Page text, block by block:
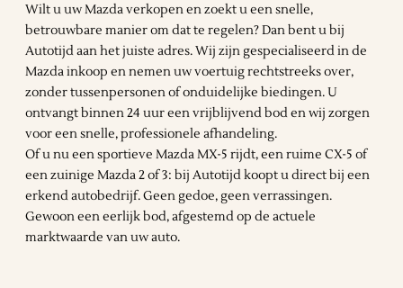
Wilt u uw Mazda verkopen en zoekt u een snelle,
betrouwbare manier om dat te regelen? Dan bent u bij
Autotijd aan het juiste adres. Wij zijn gespecialiseerd in de
Mazda inkoop en nemen uw voertuig rechtstreeks over,
zonder tussenpersonen of onduidelijke biedingen. U
ontvangt binnen 24 uur een vrijblijvend bod en wij zorgen
voor een snelle, professionele afhandeling.
Of u nu een sportieve Mazda MX-5 rijdt, een ruime CX-5 of
een zuinige Mazda 2 of 3: bij Autotijd koopt u direct bij een
erkend autobedrijf. Geen gedoe, geen verrassingen.
Gewoon een eerlijk bod, afgestemd op de actuele
marktwaarde van uw auto.